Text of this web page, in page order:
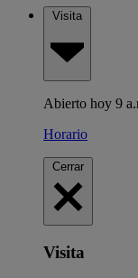
Visita
Abierto hoy 9
Horario
Cerrar
Visita